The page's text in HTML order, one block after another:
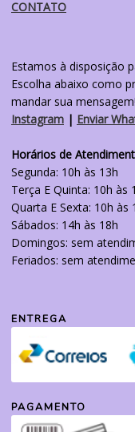
CONTATO
Estamos à disposição
Escolha abaixo como
mandar sua mensagem!
Instagram | Enviar
Horários de
Segunda: 10h às 13h
Terça E Quinta: 10h às
Quarta E Sexta: 10h às
Sábados: 14h às 18h
Domingos: sem
Feriados: sem
ENTREGA
PAGAMENTO